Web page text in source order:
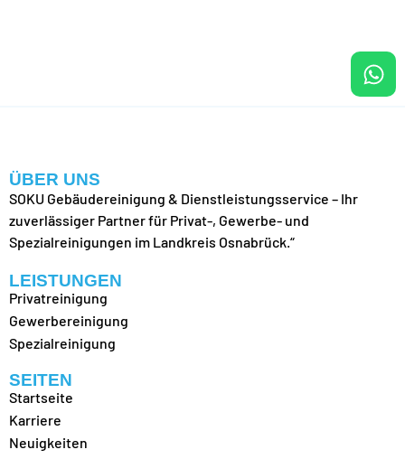
ÜBER UNS
SOKU Gebäudereinigung & Dienstleistungsservice – Ihr
zuverlässiger Partner für Privat-, Gewerbe- und
Spezialreinigungen im Landkreis Osnabrück.“
LEISTUNGEN
Privatreinigung
Gewerbereinigung
Spezialreinigung
SEITEN
Startseite
Karriere
Neuigkeiten